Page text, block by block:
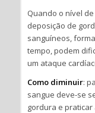
Quando o nível
deposição de
sanguíneos,
tempo, podem
um ataque
Como diminuir:
sangue deve-se
gordura e